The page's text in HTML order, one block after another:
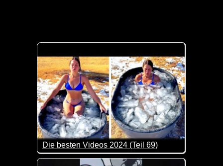
Die besten Videos 2024 (Teil 69)
Eine tolle Zusammenstellung von lustigen